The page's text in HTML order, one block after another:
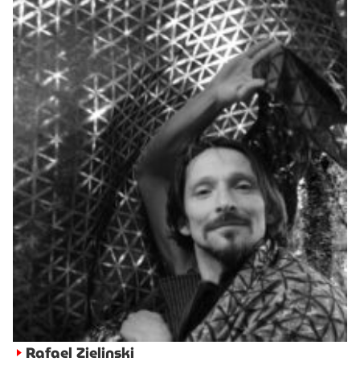
► Rafael Zielinski